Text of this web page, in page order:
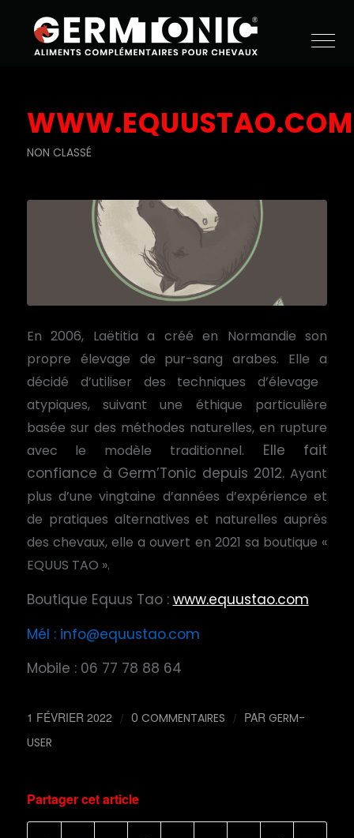
WWW.EQUUSTAO.COM
NON CLASSÉ
En 2006, Laëtitia a créé en Normandieson
propre élevage de pur-sang arabes. Elle a
décidé d’utiliser des techniques d’élevage
atypiques, suivant une éthique particulière
basée sur des méthodes naturelles, en rupture
avec le modèle traditionnel. Elle fait
confiance à Germ’Tonic depuis 2012.Ayant
plus d’une vingtaine d’années d’expérience et
de pratiques alternatives et naturelles auprès
des chevaux, elle a ouvert en 2021 sa boutique «
EQUUS TAO ».
Boutique Equus Tao : www.equustao.com
Mél : info@equustao.com
Mobile : 06 77 78 88 64
1 FÉVRIER 2022 / 0 COMMENTAIRES / PAR GERM-
USER
Partager cet article